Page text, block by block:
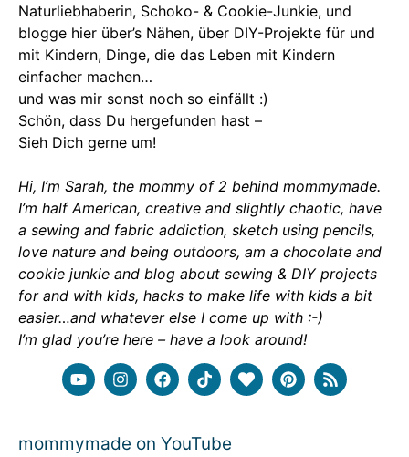
Naturliebhaberin, Schoko- & Cookie-Junkie, und
blogge hier über’s Nähen, über DIY-Projekte für und
mit Kindern, Dinge, die das Leben mit Kindern
einfacher machen…
und was mir sonst noch so einfällt :)
Schön, dass Du hergefunden hast –
Sieh Dich gerne um!
Hi, I’m Sarah, the mommy of 2 behind mommymade.
I’m half American, creative and slightly chaotic, have
a sewing and fabric addiction, sketch using pencils,
love nature and being outdoors, am a chocolate and
cookie junkie and blog about sewing & DIY projects
for and with kids, hacks to make life with kids a bit
easier…and whatever else I come up with :-)
I’m glad you’re here – have a look around!
mommymade on YouTube